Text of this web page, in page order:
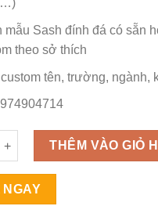
mẫu Sash đính đá có sẵn
theo sở thích
tên, trường, ngành,
đá | Trang trí sash tốt
THÊM VÀO GIỎ
NGAY